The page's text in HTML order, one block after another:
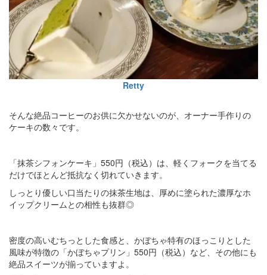
Retty
そんな絶品コーヒーのお供に欠かせないのが、オーナー手作りの
ケーキの数々です。
「抹茶シフォンケーキ」550円（税込）は、軽くフォークを当てる
だけでほとんど抵抗なく切れていきます。
しっとり優しい口当たりの抹茶生地は、厚めに塗られた濃厚なホ
イップクリームとの相性も抜群◎
密度の高いむちっとした食感と、かぼちゃ特有のほっこりとした
風味が特徴の「かぼちゃプリン」550円（税込）など、その他にも
絶品スイーツが揃っていますよ。